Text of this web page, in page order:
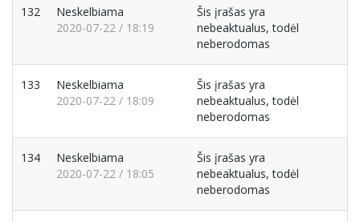
132
Neskelbiama
2020-07-22 / 18:19
Šis įrašas yra
nebeaktualus, todėl
neberodomas
133
Neskelbiama
2020-07-22 / 18:09
Šis įrašas yra
nebeaktualus, todėl
neberodomas
134
Neskelbiama
2020-07-22 / 18:05
Šis įrašas yra
nebeaktualus, todėl
neberodomas